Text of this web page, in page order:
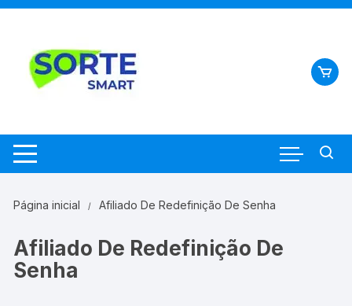
Pular
conteúdo
Página inicial Afiliado De Redefinição De Senha
Afiliado De Redefinição De
Senha